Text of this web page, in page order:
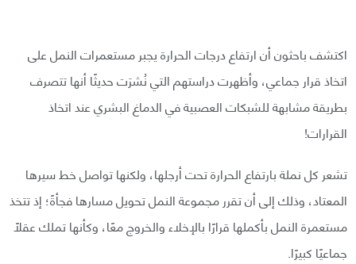
اكتشف باحثون أن ارتفاع درجات الحرارة يجبر مستعمرات النمل على
اتخاذ قرار جماعي، وأظهرت دراستهم التي نُشرَت حديثًا أنها تتصرف
بطريقة مشابهة للشبكات العصبية في الدماغ البشري عند اتخاذ
القرارات!
تشعر كل نملة بارتفاع الحرارة تحت أرجلها، ولكنها تواصل خط سيرها
المعتاد، وذلك إلى أن تقرر مجموعة النمل تحويل مسارها فجأةً؛ إذ تتخذ
مستعمرة النمل بأكملها قرارًا بالإخلاء والخروج معًا، وكأنها تملك عقلًا
جماعيًا كبيرًا.